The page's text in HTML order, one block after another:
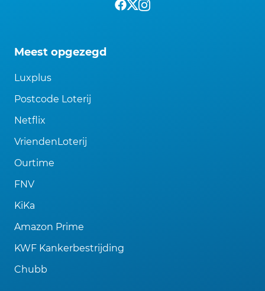
Meest opgezegd
Luxplus
Postcode Loterij
Netflix
VriendenLoterij
Ourtime
FNV
KiKa
Amazon Prime
KWF Kankerbestrijding
Chubb